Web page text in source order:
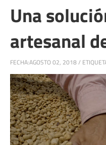
Una
artesanal
FECHA:AGOSTO 02, 2018/